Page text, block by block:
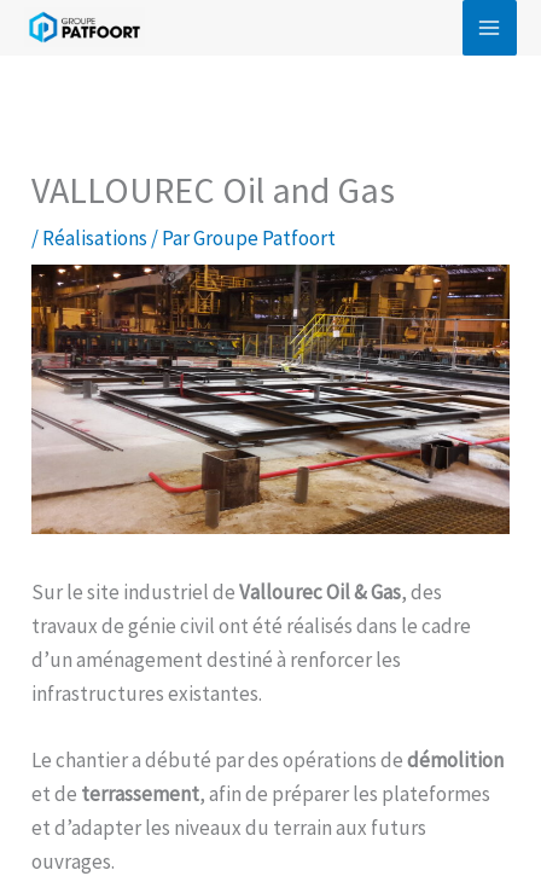
Aller
VALLOUREC Oil and Gas
/Réalisations / ParGroupe Patfoort
Sur le site industriel deVallourec Oil & Gas, des
travaux de génie civil ont été réalisés dans le cadre
d’un aménagement destiné à renforcer les
infrastructures existantes.
Le chantier a débuté par des opérations dedémolition
et de terrassement, afin de préparer les plateformes
et d’adapter les niveaux du terrain aux futurs
ouvrages.